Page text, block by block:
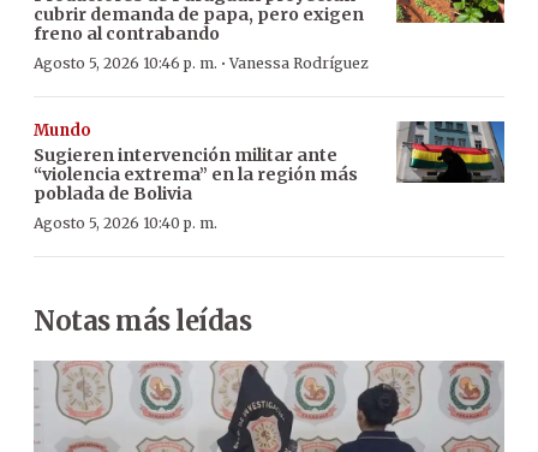
cubrir demanda de papa, pero exigen
freno al contrabando
Agosto 5, 2026 10:46 p. m. ·Vanessa Rodríguez
Mundo
Sugieren intervención militar ante
“violencia extrema” en la región más
poblada de Bolivia
Agosto 5, 2026 10:40 p. m.
Notas más leídas